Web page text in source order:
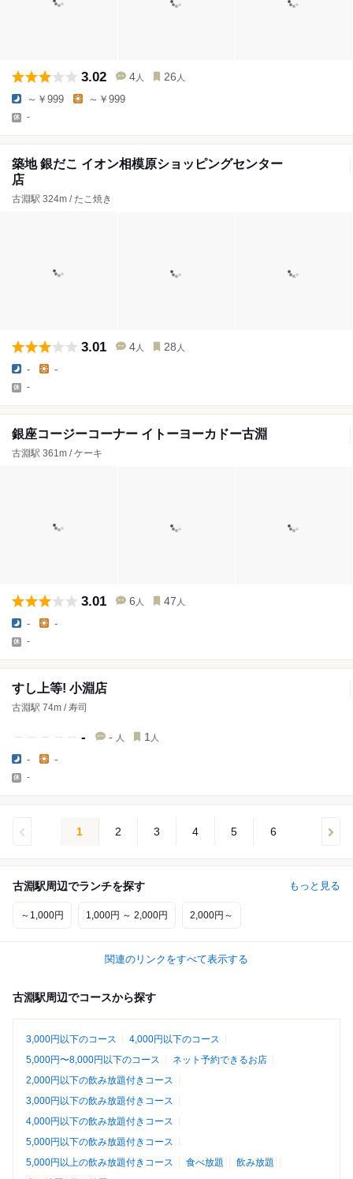
3.02 4 人 26 人
～￥999 ～￥999
-
築地 銀だこ イオン相模原ショッピングセンター
店
古淵駅 324m / たこ焼き
3.01 4 人 28 人
- -
-
銀座コージーコーナー イトーヨーカドー古淵
古淵駅 361m / ケーキ
3.01 6 人 47 人
- -
-
すし上等! 小淵店
古淵駅 74m / 寿司
- - 人 1 人
- -
-
1 2 3 4 5 6
古淵駅周辺でランチを探す もっと見る
～1,000円 1,000円 ～ 2,000円 2,000円～
関連のリンクをすべて表示する
古淵駅周辺でコースから探す
3,000円以下のコース
4,000円以下のコース
5,000円〜8,000円以下のコース
ネット予約できるお店
2,000円以下の飲み放題付きコース
3,000円以下の飲み放題付きコース
4,000円以下の飲み放題付きコース
5,000円以下の飲み放題付きコース
5,000円以上の飲み放題付きコース
食べ放題
飲み放題